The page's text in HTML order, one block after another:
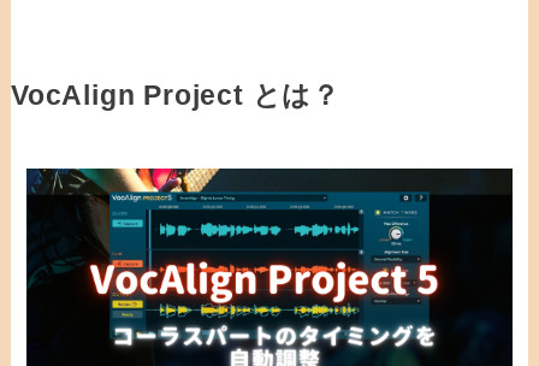
VocAlign Project とは？